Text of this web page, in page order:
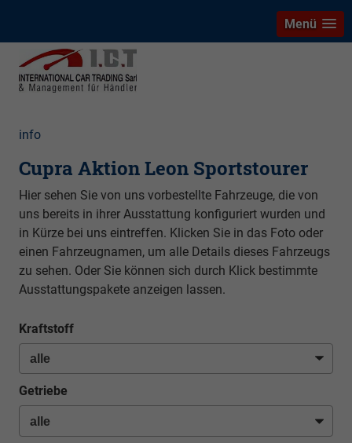
Menü
info
Cupra Aktion Leon Sportstourer
Hier sehen Sie von uns vorbestellte Fahrzeuge, die von
uns bereits in ihrer Ausstattung konfiguriert wurden und
in Kürze bei uns eintreffen. Klicken Sie in das Foto oder
einen Fahrzeugnamen, um alle Details dieses Fahrzeugs
zu sehen. Oder Sie können sich durch Klick bestimmte
Ausstattungspakete anzeigen lassen.
Kraftstoff
Getriebe